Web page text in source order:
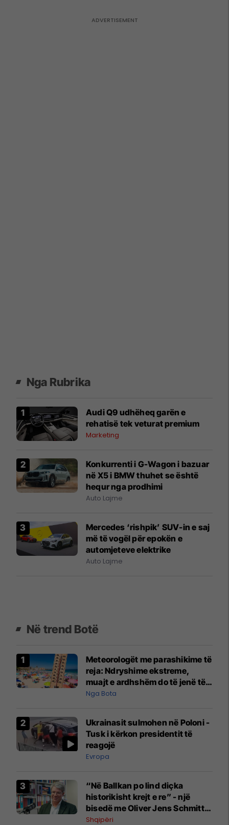
Nga Rubrika
Audi Q9 udhëheq garën e
rehatisë tek veturat premium
Marketing
Konkurrenti i G-Wagon i bazuar
në X5 i BMW thuhet se është
hequr nga prodhimi
Auto Lajme
Mercedes ‘rishpik’ SUV-in e saj
më të vogël për epokën e
automjeteve elektrike
Auto Lajme
Në trend Botë
Meteorologët me parashikime të
reja: Ndryshime ekstreme,
muajt e ardhshëm do të jenë të
pazakontë
Nga Bota
Ukrainasit sulmohen në Poloni -
Tusk i kërkon presidentit të
reagojë
Evropa
“Në Ballkan po lind diçka
historikisht krejt e re” - një
bisedë me Oliver Jens Schmitt
mbi protestat në Shqipëri dhe të
Shqipëri